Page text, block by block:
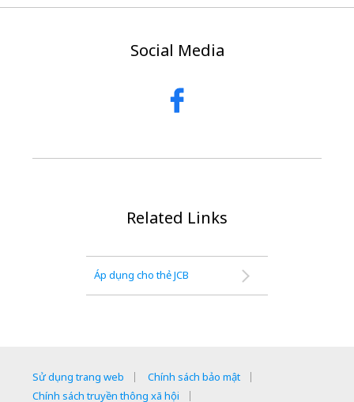
Social Media
Related Links
Áp dụng cho thẻ JCB
Sử dụng trang web
Chính sách bảo mật
Chính sách truyền thông xã hội